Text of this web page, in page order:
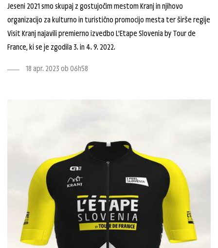
Jeseni 2021 smo skupaj z gostujočim mestom Kranj in njihovo
organizacijo za kulturno in turistično promocijo mesta ter širše regije
Visit Kranj najavili premierno izvedbo L'Etape Slovenia by Tour de
France, ki se je zgodila 3. in 4. 9. 2022.
18 apr. 2023 ob 06h58